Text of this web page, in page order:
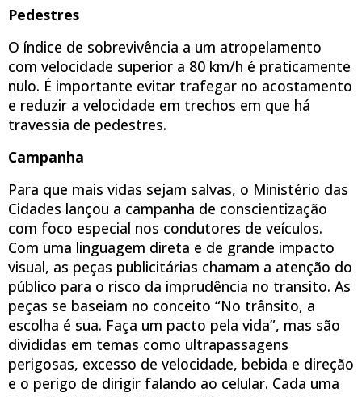
Pedestres
O índice de sobrevivência a um atropelamento
com velocidade superior a 80 km/h é praticamente
nulo. É importante evitar trafegar no acostamento
e reduzir a velocidade em trechos em que há
travessia de pedestres.
Campanha
Para que mais vidas sejam salvas, o Ministério das
Cidades lançou a campanha de conscientização
com foco especial nos condutores de veículos.
Com uma linguagem direta e de grande impacto
visual, as peças publicitárias chamam a atenção do
público para o risco da imprudência no transito. As
peças se baseiam no conceito “No trânsito, a
escolha é sua. Faça um pacto pela vida”, mas são
divididas em temas como ultrapassagens
perigosas, excesso de velocidade, bebida e direção
e o perigo de dirigir falando ao celular. Cada uma